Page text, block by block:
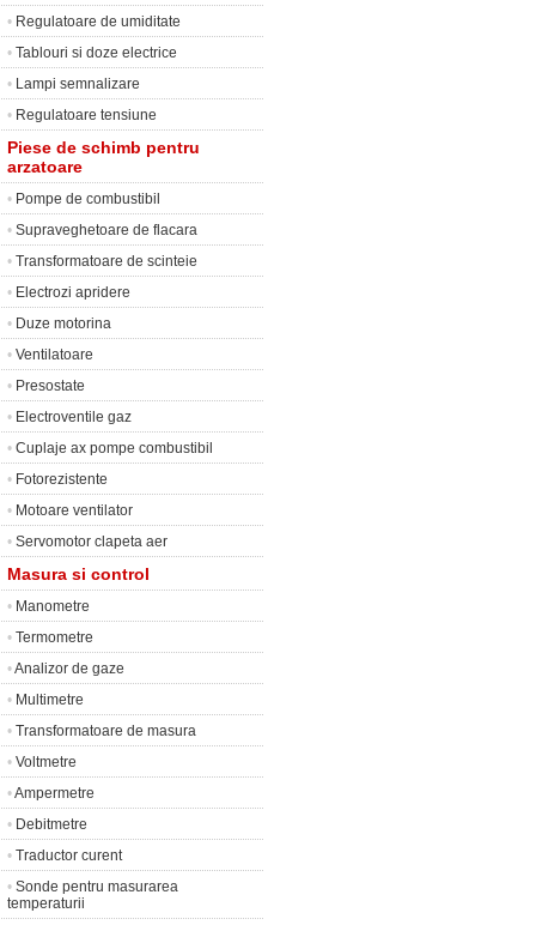
• Regulatoare de umiditate
• Tablouri si doze electrice
• Lampi semnalizare
• Regulatoare tensiune
Piese de schimb pentru
arzatoare
• Pompe de combustibil
• Supraveghetoare de flacara
• Transformatoare de scinteie
• Electrozi apridere
• Duze motorina
• Ventilatoare
• Presostate
• Electroventile gaz
• Cuplaje ax pompe combustibil
• Fotorezistente
• Motoare ventilator
• Servomotor clapeta aer
Masura si control
• Manometre
• Termometre
•Analizor de gaze
• Multimetre
• Transformatoare de masura
• Voltmetre
•Ampermetre
• Debitmetre
• Traductor curent
• Sonde pentru masurarea
temperaturii